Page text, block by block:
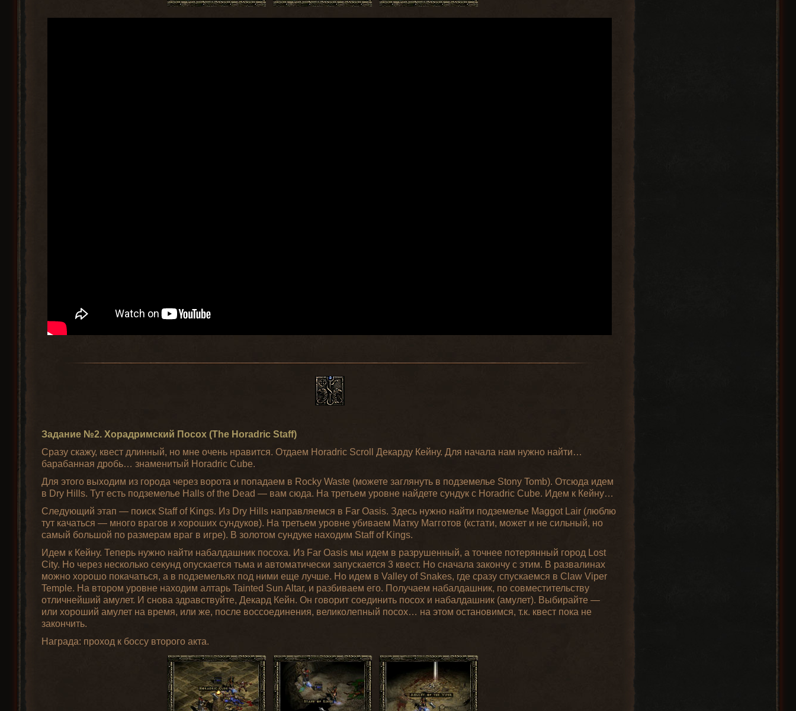
Задание №2. Хорадримский Посох (The Horadric Staff)
Сразу скажу, квест длинный, но мне очень нравится. Отдаем Horadric Scroll Декарду Кейну. Для начала нам нужно найти…
барабанная дробь… знаменитый Horadric Cube.
Для этого выходим из города через ворота и попадаем в Rocky Waste (можете заглянуть в подземелье Stony Tomb). Отсюда идем
в Dry Hills. Тут есть подземелье Halls of the Dead — вам сюда. На третьем уровне найдете сундук с Horadric Cube. Идем к Кейну…
Следующий этап — поиск Staff of Kings. Из Dry Hills направляемся в Far Oasis. Здесь нужно найти подземелье Maggot Lair (люблю
тут качаться — много врагов и хороших сундуков). На третьем уровне убиваем Матку Магготов (кстати, может и не сильный, но
самый большой по размерам враг в игре). В золотом сундуке находим Staff of Kings.
Идем к Кейну. Теперь нужно найти набалдашник посоха. Из Far Oasis мы идем в разрушенный, а точнее потерянный город Lost
City. Но через несколько секунд опускается тьма и автоматически запускается 3 квест. Но сначала закончу с этим. В развалинах
можно хорошо покачаться, а в подземельях под ними еще лучше. Но идем в Valley of Snakes, где сразу спускаемся в Claw Viper
Temple. На втором уровне находим алтарь Tainted Sun Altar, и разбиваем его. Получаем набалдашник, по совместительству
отличнейший амулет. И снова здравствуйте, Декард Кейн. Он говорит соединить посох и набалдашник (амулет). Выбирайте —
или хороший амулет на время, или же, после воссоединения, великолепный посох… на этом остановимся, т.к. квест пока не
закончить.
Награда: проход к боссу второго акта.